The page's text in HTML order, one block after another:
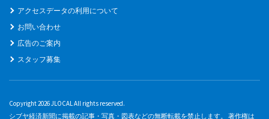
アクセスデータの利用について
お問い合わせ
広告のご案内
スタッフ募集
Copyright 2026 JLOCAL All rights reserved.
シブヤ経済新聞に掲載の記事・写真・図表などの無断転載を禁止します。 著作権は